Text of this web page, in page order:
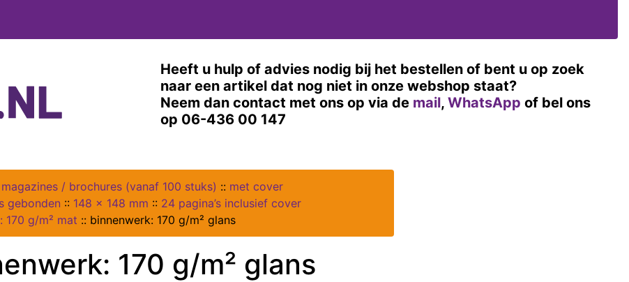
Heeft u hulp of advies nodig bij het bestellen of bent u op zoek
naar een artikel dat nog niet in onze webshop staat?
Neem dan contact met ons op via de mail, WhatsApp of bel ons
op 06-436 00 147
magazines / brochures (vanaf 100 stuks) :: met cover
gebonden :: 148 x 148 mm :: 24 pagina’s inclusief cover
170 g/m² mat :: binnenwerk: 170 g/m² glans
170 g/m² glans